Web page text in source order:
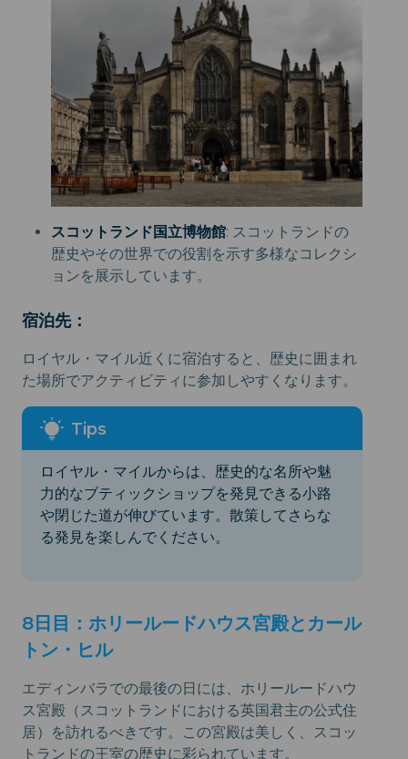
スコットランド国立博物館: スコットランドの
歴史やその世界での役割を示す多様なコレクシ
ョンを展示しています。
宿泊先：
ロイヤル・マイル近くに宿泊すると、歴史に囲まれ
た場所でアクティビティに参加しやすくなります。
ロイヤル・マイルからは、歴史的な名所や魅
力的なブティックショップを発見できる小路
や閉じた道が伸びています。散策してさらな
る発見を楽しんでください。
8日目：ホリールードハウス宮殿とカール
トン・ヒル
エディンバラでの最後の日には、ホリールードハウ
ス宮殿（スコットランドにおける英国君主の公式住
居）を訪れるべきです。この宮殿は美しく、スコッ
トランドの王室の歴史に彩られています。